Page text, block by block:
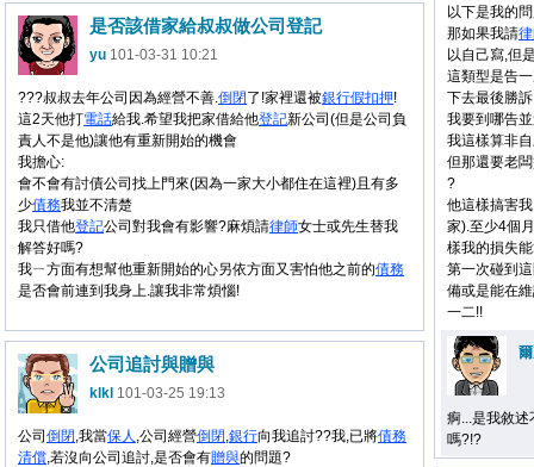
以下是我的
那如果我請
以自己寫,但
這類型是告
下去最後勝
我要到哪告
我這樣算非
但那還要老
?
他這樣搞害
家).至少4個
樣我的損失
第一次碰到
備或是能在
一二!!
痾...是我敘
嗎?!?
是否該借家給叔叔做公司登記
yu 101-03-31 10:21
???叔叔去年公司因為經營不善.倒閉了!家裡還被銀行假扣押!
這2天他打電話給我.希望我把家借給他登記新公司(但是公司負
責人不是他)讓他有重新開始的機會
我擔心:
會不會有討債公司找上門來(因為一家大小都住在這裡)且有多
少債務我並不清楚
我只借他登記公司對我會有影響?麻煩請律師女士或先生替我
解答好嗎?
我ㄧ方面有想幫他重新開始的心另依方面又害怕他之前的債務
是否會前連到我身上.讓我非常煩惱!
公司追討與贈與
klkl 101-03-25 19:13
公司 倒閉,我當保人 ,公司經營倒閉,銀行向我追討??我,已將債務
清償,若沒向公司追討,是否會有贈與的問題?